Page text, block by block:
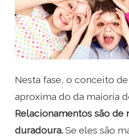
Nesta fase, o conceito
aproxima do da maioria
Relacionamentos são de
duradoura. Se eles são